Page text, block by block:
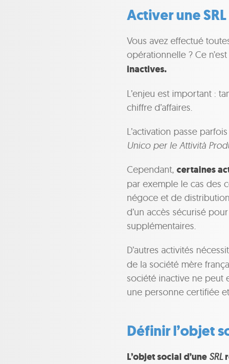
Activer une
Vous avez effectué
opérationnelle ? Ce
inactives.
L’enjeu est important :
chiffre d’affaires.
L’activation passe
Unico per le Attività
Cependant, certaines
par exemple le cas des
négoce et de
d’un accès sécurisé
supplémentaires.
D’autres activités
de la société mère
société inactive ne peut
une personne certifiée
Définir l’objet
L’objet social d’une SRL